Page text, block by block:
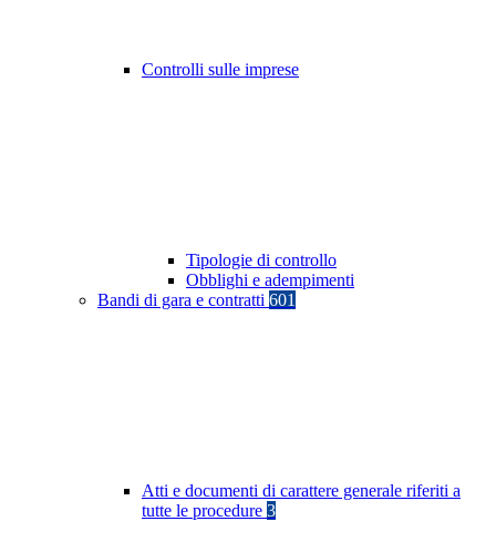
Controlli sulle imprese
Tipologie di controllo
Obblighi e adempimenti
Bandi di gara e contratti 601
Atti e documenti di carattere generale riferiti a
tutte le procedure 3